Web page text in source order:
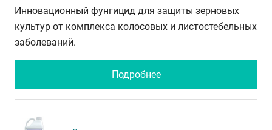
Инновационный фунгицид для защиты зерновых
культур от комплекса колосовых и листостебельных
заболеваний.
Подробнее